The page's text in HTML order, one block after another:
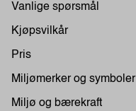
Vanlige spørsmål
Kjøpsvilkår
Pris
Miljømerker og symboler
Miljø og bærekraft